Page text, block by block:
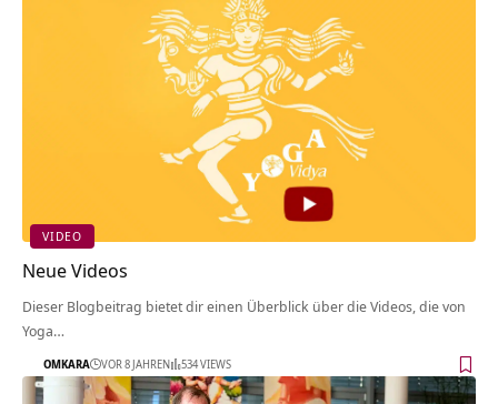
VIDEO
Neue Videos
Dieser Blogbeitrag bietet dir einen Überblick über die Videos, die von
Yoga…
OMKARA VOR 8 JAHREN 534 VIEWS